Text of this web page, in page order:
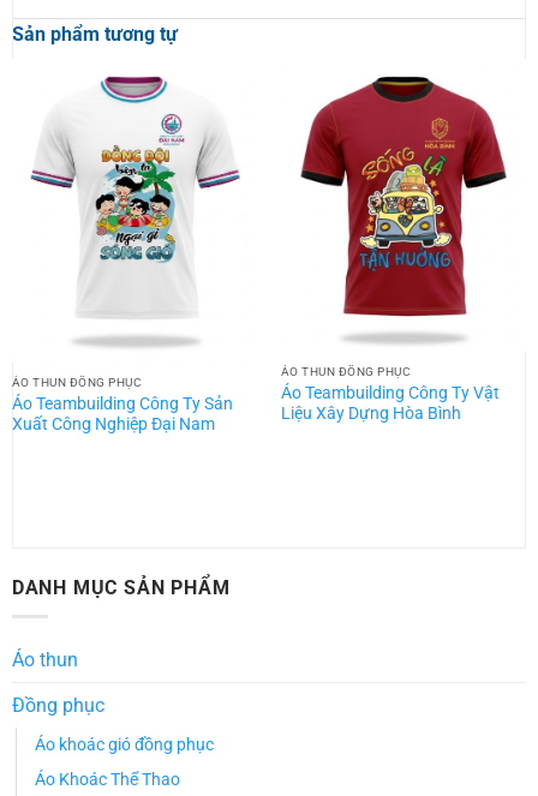
Sản phẩm tương tự
ÁO THUN ĐỒNG PHỤC
Áo Teambuilding Công Ty Sản
Xuất Công Nghiệp Đại Nam
ÁO THUN ĐỒNG PHỤC
Áo Teambuilding Công Ty Vật
Liệu Xây Dựng Hòa Bình
DANH MỤC SẢN PHẨM
Áo thun
Đồng phục
Áo khoác gió đồng phục
Áo Khoác Thể Thao